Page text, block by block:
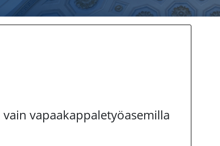
vapaakappaletyöasemilla